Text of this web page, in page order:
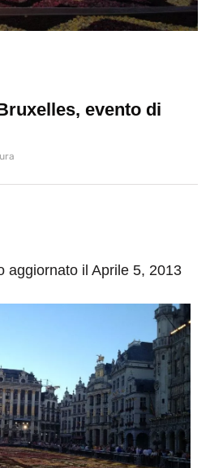
evento di
aggiornato il Aprile 5, 2013